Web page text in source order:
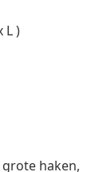
L )
haken,